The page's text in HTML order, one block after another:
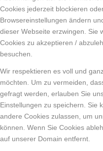
Cookies jederzeit blockieren
Browsereinstellungen ändern
dieser Webseite erzwingen. Sie
Cookies zu akzeptieren /
besuchen.
Wir respektieren es voll und
möchten. Um zu vermeiden,
gefragt werden, erlauben Sie
Einstellungen zu speichern. Sie
andere Cookies zulassen, um
können. Wenn Sie Cookies
auf unserer Domain entfernt.